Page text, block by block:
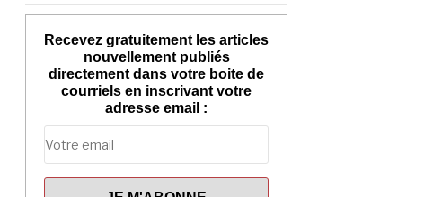
Recevez gratuitement les articles
nouvellement publiés
directement dans votre boite de
courriels en inscrivant votre
adresse email :